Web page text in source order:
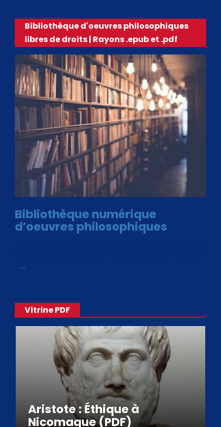
Bibliothèque d'oeuvres philosophiques
libres de droits | Rayons .epub et .pdf
Bibliothèque numérique
d’oeuvres philosophiques
…
Vitrine PDF
Aristote : Éthique à
Nicomaque (PDF)